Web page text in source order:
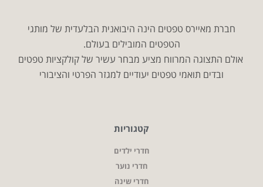
חברת מאיירס טפטים הינה היבואנית הבלעדית של מותגי
הטפטים המובילים בעולם.
אולם התצוגה המרווח מציע מבחר עשיר של קולקציות טפטים
ובדים תואמי טפטים יעודיים למגזר הפרטי והציבורי
קטגוריות
חדרי ילדים
חדרי נוער
חדרי שינה